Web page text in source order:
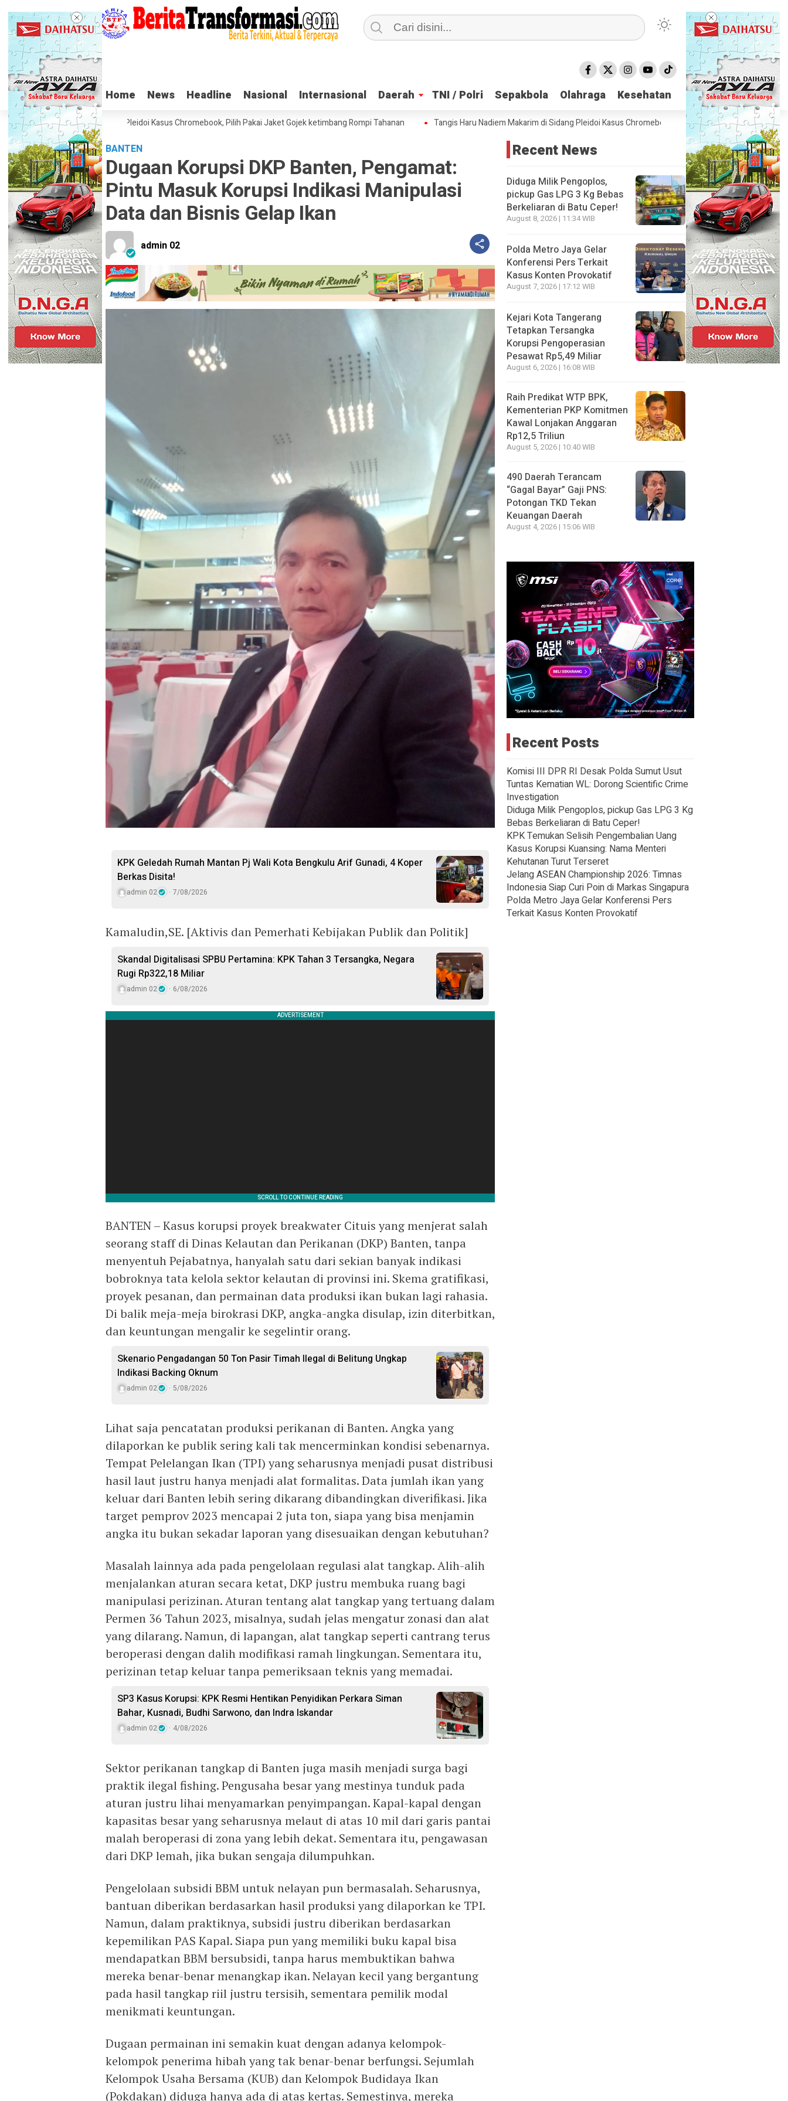
Home News Headline Nasional Internasional Daerah TNI / Polri Sepakbola Olahraga Kesehatan
Home News Headline Nasional Internasional Daerah TNI / Polri Sepakbola Olahraga Kesehatan
Nadiem Makarim di Sidang Pleidoi Kasus Chromebook, Pilih Pakai Jaket Gojek ketimbang Rompi Tahanan Tangis Haru Nadiem Makarim di Sidang Pleidoi Kasus Chromebook, Pilih Pakai Jaket Gojek ketimbang
BANTEN
Dugaan Korupsi DKP Banten, Pengamat:
Pintu Masuk Korupsi Indikasi Manipulasi
Data dan Bisnis Gelap Ikan
admin 02
KPK Geledah Rumah Mantan Pj Wali Kota Bengkulu Arif Gunadi, 4 Koper
Berkas Disita!
admin 02 7/08/2026
Kamaludin,SE. [Aktivis dan Pemerhati Kebijakan Publik dan Politik]
Skandal Digitalisasi SPBU Pertamina: KPK Tahan 3 Tersangka, Negara
Rugi Rp322,18 Miliar
admin 02 6/08/2026
BANTEN – Kasus korupsi proyek breakwater Cituis yang menjerat salah
seorang staff di Dinas Kelautan dan Perikanan (DKP) Banten, tanpa
menyentuh Pejabatnya, hanyalah satu dari sekian banyak indikasi
bobroknya tata kelola sektor kelautan di provinsi ini. Skema gratifikasi,
proyek pesanan, dan permainan data produksi ikan bukan lagi rahasia.
Di balik meja-meja birokrasi DKP, angka-angka disulap, izin diterbitkan,
dan keuntungan mengalir ke segelintir orang.
Skenario Pengadangan 50 Ton Pasir Timah Ilegal di Belitung Ungkap
Indikasi Backing Oknum
admin 02 5/08/2026
Lihat saja pencatatan produksi perikanan di Banten. Angka yang
dilaporkan ke publik sering kali tak mencerminkan kondisi sebenarnya.
Tempat Pelelangan Ikan (TPI) yang seharusnya menjadi pusat distribusi
hasil laut justru hanya menjadi alat formalitas. Data jumlah ikan yang
keluar dari Banten lebih sering dikarang dibandingkan diverifikasi. Jika
target pemprov 2023 mencapai 2 juta ton, siapa yang bisa menjamin
angka itu bukan sekadar laporan yang disesuaikan dengan kebutuhan?
Masalah lainnya ada pada pengelolaan regulasi alat tangkap. Alih-alih
menjalankan aturan secara ketat, DKP justru membuka ruang bagi
manipulasi perizinan. Aturan tentang alat tangkap yang tertuang dalam
Permen 36 Tahun 2023, misalnya, sudah jelas mengatur zonasi dan alat
yang dilarang. Namun, di lapangan, alat tangkap seperti cantrang terus
beroperasi dengan dalih modifikasi ramah lingkungan. Sementara itu,
perizinan tetap keluar tanpa pemeriksaan teknis yang memadai.
SP3 Kasus Korupsi: KPK Resmi Hentikan Penyidikan Perkara Siman
Bahar, Kusnadi, Budhi Sarwono, dan Indra Iskandar
admin 02 4/08/2026
Sektor perikanan tangkap di Banten juga masih menjadi surga bagi
praktik ilegal fishing. Pengusaha besar yang mestinya tunduk pada
aturan justru lihai menyamarkan penyimpangan. Kapal-kapal dengan
kapasitas besar yang seharusnya melaut di atas 10 mil dari garis pantai
malah beroperasi di zona yang lebih dekat. Sementara itu, pengawasan
dari DKP lemah, jika bukan sengaja dilumpuhkan.
Pengelolaan subsidi BBM untuk nelayan pun bermasalah. Seharusnya,
bantuan diberikan berdasarkan hasil produksi yang dilaporkan ke TPI.
Namun, dalam praktiknya, subsidi justru diberikan berdasarkan
kepemilikan PAS Kapal. Siapa pun yang memiliki buku kapal bisa
mendapatkan BBM bersubsidi, tanpa harus membuktikan bahwa
mereka benar-benar menangkap ikan. Nelayan kecil yang bergantung
pada hasil tangkap riil justru tersisih, sementara pemilik modal
menikmati keuntungan.
Dugaan permainan ini semakin kuat dengan adanya kelompok-
kelompok penerima hibah yang tak benar-benar berfungsi. Sejumlah
Kelompok Usaha Bersama (KUB) dan Kelompok Budidaya Ikan
(Pokdakan) diduga hanya ada di atas kertas. Semestinya, mereka
Recent News
Diduga Milik Pengoplos,
pickup Gas LPG 3 Kg Bebas
Berkeliaran di Batu Ceper!
August 8, 2026 | 11:34 WIB
Polda Metro Jaya Gelar
Konferensi Pers Terkait
Kasus Konten Provokatif
August 7, 2026 | 17:12 WIB
Kejari Kota Tangerang
Tetapkan Tersangka
Korupsi Pengoperasian
Pesawat Rp5,49 Miliar
August 6, 2026 | 16:08 WIB
Raih Predikat WTP BPK,
Kementerian PKP Komitmen
Kawal Lonjakan Anggaran
Rp12,5 Triliun
August 5, 2026 | 10:40 WIB
490 Daerah Terancam
“Gagal Bayar” Gaji PNS:
Potongan TKD Tekan
Keuangan Daerah
August 4, 2026 | 15:06 WIB
Recent Posts
Komisi III DPR RI Desak Polda Sumut Usut
Tuntas Kematian WL: Dorong Scientific Crime
Investigation
Diduga Milik Pengoplos, pickup Gas LPG 3 Kg
Bebas Berkeliaran di Batu Ceper!
KPK Temukan Selisih Pengembalian Uang
Kasus Korupsi Kuansing: Nama Menteri
Kehutanan Turut Terseret
Jelang ASEAN Championship 2026: Timnas
Indonesia Siap Curi Poin di Markas Singapura
Polda Metro Jaya Gelar Konferensi Pers
Terkait Kasus Konten Provokatif